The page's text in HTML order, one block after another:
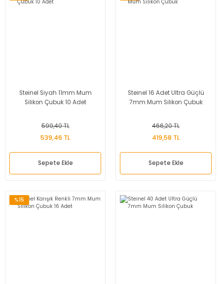
Steinel Siyah 11mm Mum
Silikon Çubuk 10 Adet
599,40 TL
539,46 TL
Sepete Ekle
Steinel 16 Adet Ultra Güçlü
7mm Mum Silikon Çubuk
466,20 TL
419,58 TL
Sepete Ekle
%15